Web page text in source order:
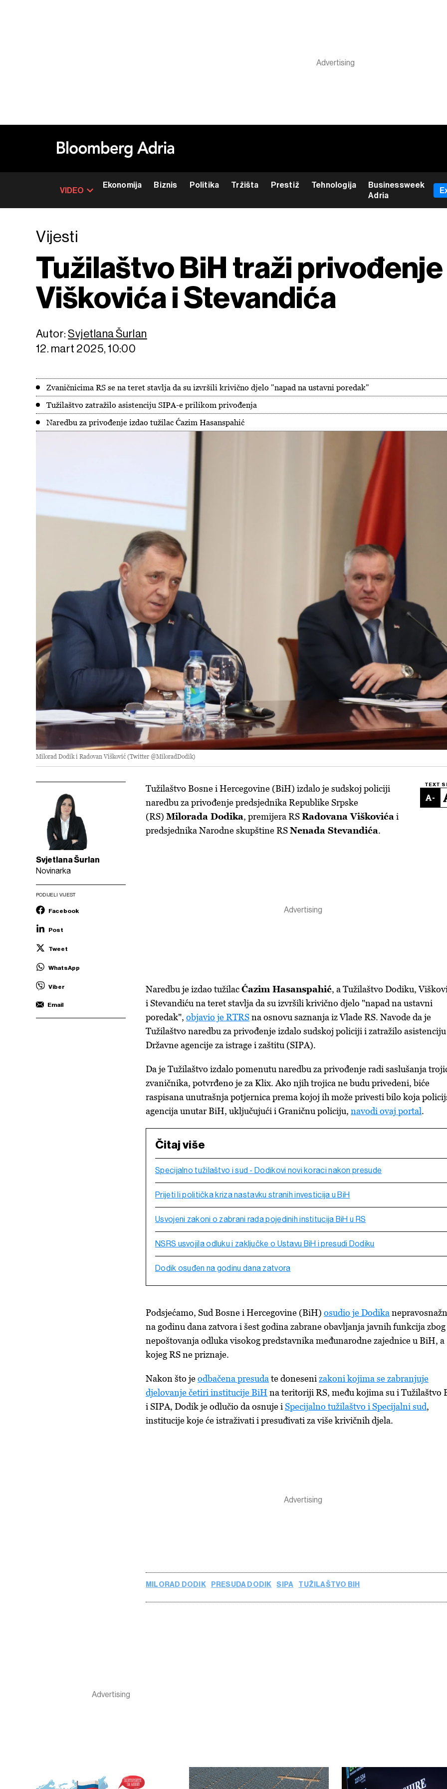
VIDEO
Ekonomija Biznis Politika Tržišta Prestiž Tehnologija
Businessweek
Adria
Vijesti
Tužilaštvo BiH traži
Viškovića i Stevandića
Autor:Svjetlana Šurlan
12. mart 2025, 10:00
Zvaničnicima RS se na teret stavlja da su izvršili krivično djelo "napad na ustavni poredak"
Tužilaštvo zatražilo asistenciju SIPA-e prilikom privođenja
Naredbu za privođenje izdao tužilac Ćazim Hasanspahić
Milorad Dodik i Radovan Višković (Twitter @MiloradDodik)
Svjetlana Šurlan
Novinarka
PODIJELI VIJEST
Facebook
Post
Tweet
WhatsApp
Viber
Email
TEXT
-
Tužilaštvo Bosne i Hercegovine (BiH) izdalo je sudskoj policiji
naredbu za privođenje predsjednika Republike Srpske
(RS) Milorada Dodika, premijera RSRadovana Viškovića i
predsjednika Narodne skupštine RSNenada Stevandića.
Naredbu je izdao tužilacĆazim Hasanspahić, a Tužilaštvo Dodiku,
i Stevandiću na teret stavlja da su izvršili krivično djelo "napad na ustavni
poredak", objavio je RTRSna osnovu saznanja iz Vlade RS. Navode da je
Tužilaštvo naredbu za privođenje izdalo sudskoj policiji i zatražilo asistenciju
Državne agencije za istrage i zaštitu (SIPA).
Da je Tužilaštvo izdalo pomenutu naredbu za privođenje radi saslušanja
zvaničnika, potvrđeno je za Klix. Ako njih trojica ne budu privedeni, biće
raspisana unutrašnja potjernica prema kojoj ih može privesti bilo koja
agencija unutar BiH, uključujući i Graničnu policiju, navodi ovaj portal.
Čitaj više
Specijalno tužilaštvo i sud - Dodikovi novi koraci nakon presude
Prijeti li politička kriza nastavku stranih investicija u BiH
Usvojeni zakoni o zabrani rada pojedinih institucija BiH u RS
NSRS usvojila odluku i zaključke o Ustavu BiH i presudi Dodiku
Dodik osuđen na godinu dana zatvora
Podsjećamo, Sud Bosne i Hercegovine (BiH) osudio je Dodika
na godinu dana zatvora i šest godina zabrane obavljanja javnih funkcija zbog
nepoštovanja odluka visokog predstavnika međunarodne zajednice u BiH, a
kojeg RS ne priznaje.
Nakon što jeodbačena presuda te doneseni zakoni kojima se zabranjuje
djelovanje četiri institucije BiH na teritoriji RS, među kojima su i Tužilaštvo
i SIPA, Dodik je odlučio da osnuje i Specijalno tužilaštvo i Specijalni sud,
institucije koje će istraživati i presuđivati za više krivičnih djela.
MILORAD DODIK PRESUDA DODIK SIPA TUŽILAŠTVO BIH